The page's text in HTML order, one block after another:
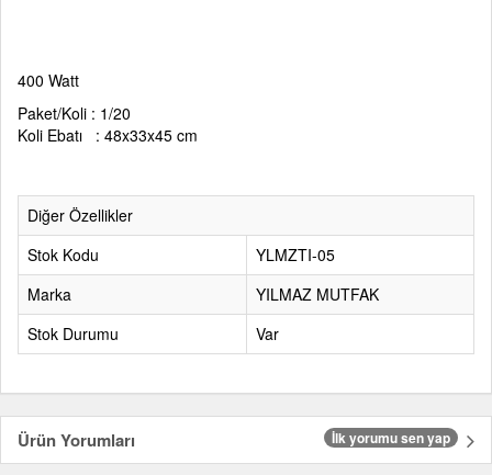
400 Watt
Paket/Koli : 1/20
Koli Ebatı : 48x33x45 cm
Diğer Özellikler
Stok Kodu
YLMZTI-05
Marka
YILMAZ MUTFAK
Stok Durumu
Var
Ürün Yorumları İlk yorumu sen yap